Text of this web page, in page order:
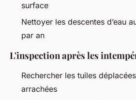
surface
Nettoyer les descentes d’eau
par an
L'inspection après les
Rechercher les tuiles
arrachées